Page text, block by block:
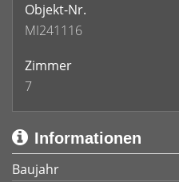
Objekt-Nr.
MI241116
Zimmer
7
Informationen
Baujahr